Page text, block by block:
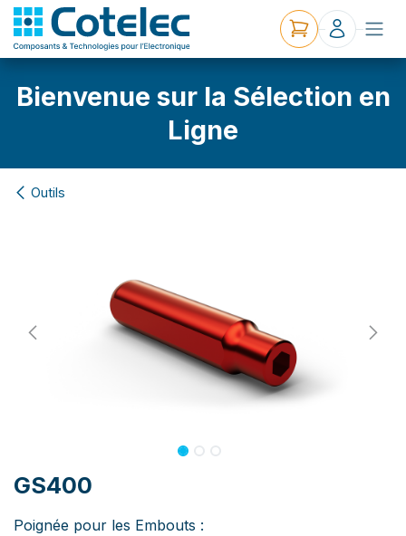
Bienvenue sur la Sélection en
Ligne
Outils
GS400
Poignée pour les Embouts :